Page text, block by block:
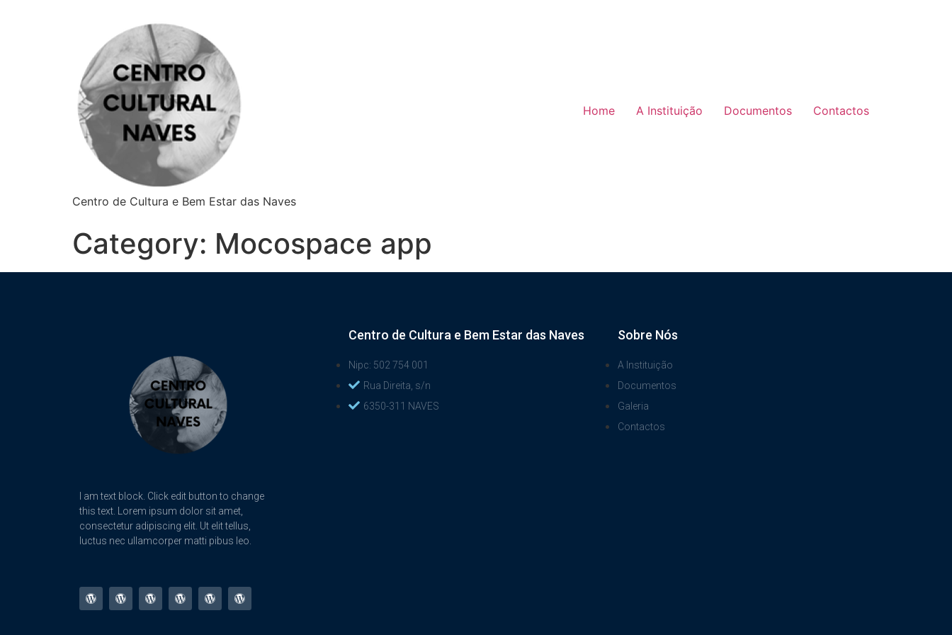
Centro de Cultura e Bem Estar das Naves
Home A Instituição Documentos Contactos
Category: Mocospace app
I am text block. Click edit button to change
this text. Lorem ipsum dolor sit amet,
consectetur adipiscing elit. Ut elit tellus,
luctus nec ullamcorper matti pibus leo.
Centro de Cultura e Bem Estar das Naves
Nipc: 502 754 001
Rua Direita, s/n
6350-311 NAVES
Sobre Nós
A Instituição
Documentos
Galeria
Contactos